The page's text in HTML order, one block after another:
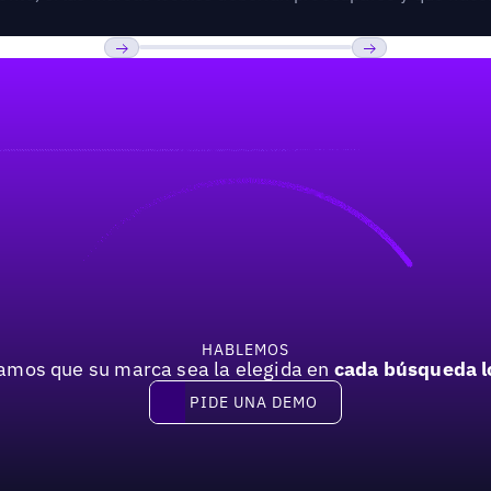
HABLEMOS
que su marca sea la elegida en cada búsqueda
Pide una demo
PIDE UNA DEMO